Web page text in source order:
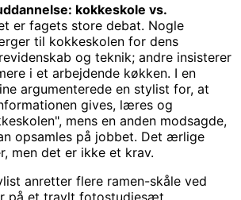
kokkeskole vs.
er fagets store debat. Nogle
til kokkeskolen for dens
og teknik; andre insisterer
i et arbejdende køkken. I en
argumenterede en stylist for, at
gives, læres og
mens en anden modsagde,
opsamles på jobbet. Det ærlige
men det er ikke et krav.
anretter flere ramen-skåle ved
på et travlt fotostudiesæt